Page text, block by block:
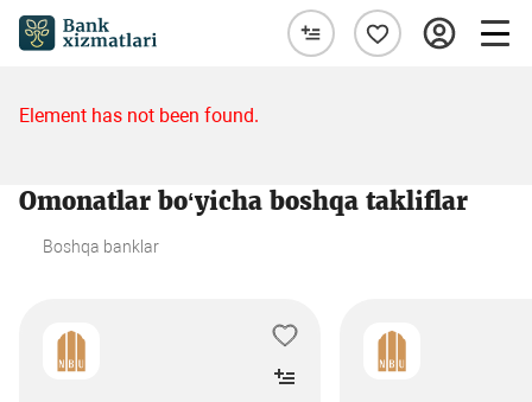
Element has not been found.
Omonatlar bo‘yicha boshqa takliflar
Boshqa banklar